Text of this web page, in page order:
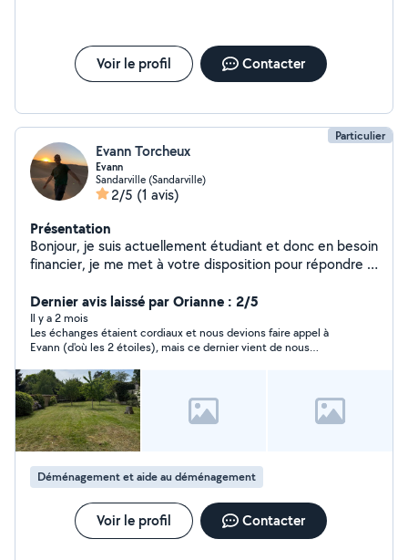
Voir le profil Contacter
Particulier
Evann Torcheux
Evann
Sandarville (Sandarville)
2/5 (1 avis)
Présentation
Bonjour, je suis actuellement étudiant et donc en besoin
financier, je me met à votre disposition pour répondre à
sens du détail. Pour des travaux bien réalisé contactez
moi
Dernier avis laissé par Orianne : 2/5
Il y a 2 mois
Les échanges étaient cordiaux et nous devions faire appel à
Evann (d'où les 2 étoiles), mais ce dernier vient de nous
Déménagement et aide au déménagement
Voir le profil Contacter